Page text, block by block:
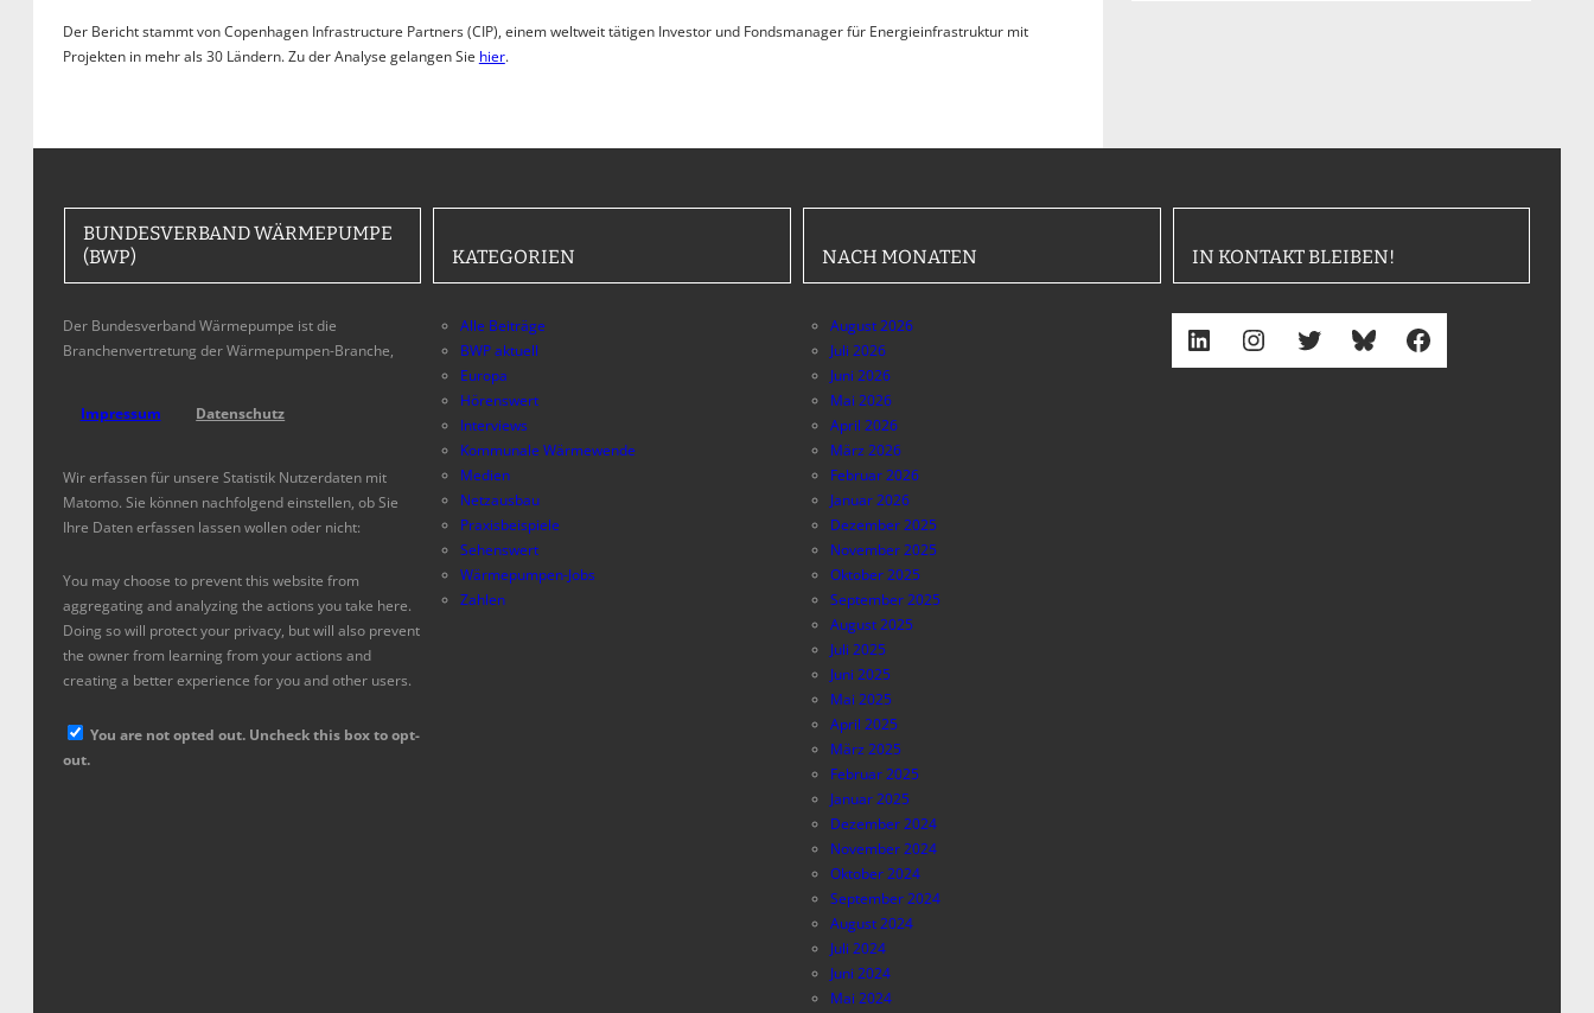
Der Bericht stammt von Copenhagen Infrastructure Partners (CIP), einem weltweit tätigen Investor und Fondsmanager für Energieinfrastruktur mit
Projekten in mehr als 30 Ländern. Zu der Analyse gelangen Sie hier.
BUNDESVERBAND WÄRMEPUMPE
(BWP)
Der Bundesverband Wärmepumpe ist die
Branchenvertretung der Wärmepumpen-Branche,
Impressum Datenschutz
Wir erfassen für unsere Statistik Nutzerdaten mit
Matomo. Sie können nachfolgend einstellen, ob Sie
Ihre Daten erfassen lassen wollen oder nicht:
You may choose to prevent this website from
aggregating and analyzing the actions you take here.
Doing so will protect your privacy, but will also prevent
the owner from learning from your actions and
creating a better experience for you and other users.
You are not opted out. Uncheck this box to opt-
out.
KATEGORIEN
Alle Beiträge
BWP aktuell
Europa
Hörenswert
Interviews
Kommunale Wärmewende
Medien
Netzausbau
Praxisbeispiele
Sehenswert
Wärmepumpen-Jobs
Zahlen
NACH MONATEN
August 2026
Juli 2026
Juni 2026
Mai 2026
April 2026
März 2026
Februar 2026
Januar 2026
Dezember 2025
November 2025
Oktober 2025
September 2025
August 2025
Juli 2025
Juni 2025
Mai 2025
April 2025
März 2025
Februar 2025
Januar 2025
Dezember 2024
November 2024
Oktober 2024
September 2024
August 2024
Juli 2024
Juni 2024
Mai 2024
IN KONTAKT BLEIBEN!
LinkedIn Instagram Twitter Bluesky Facebook